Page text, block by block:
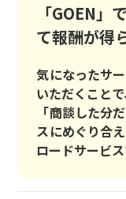
「GOEN」
て報酬が得
気になったサ
いただくことで
「商談した分
スにめぐり合
ロードサービス